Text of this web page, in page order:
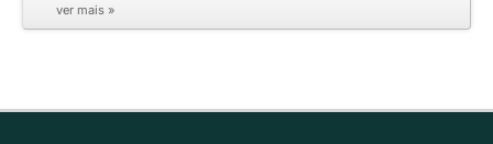
ver mais »